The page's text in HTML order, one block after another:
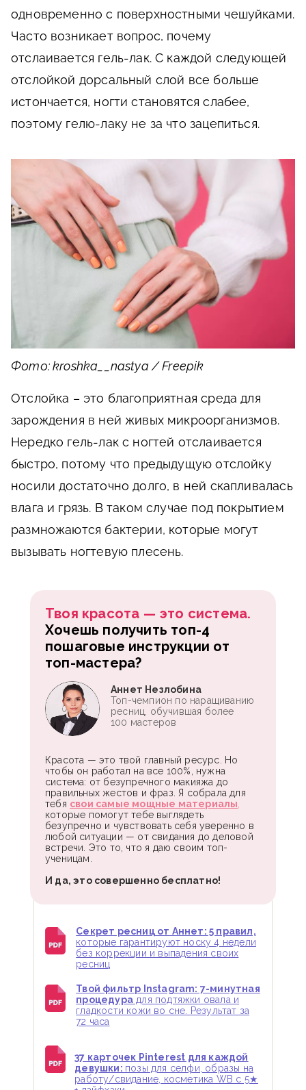
одновременно с поверхностными чешуйками.
Часто возникает вопрос, почему
отслаивается гель-лак. С каждой следующей
отслойкой дорсальный слой все больше
истончается, ногти становятся слабее,
поэтому гелю-лаку не за что зацепиться.
Фото: kroshka__nastya / Freepik
Отслойка – это благоприятная среда для
зарождения в ней живых микроорганизмов.
Нередко гель-лак с ногтей отслаивается
быстро, потому что предыдущую отслойку
носили достаточно долго, в ней скапливалась
влага и грязь. В таком случае под покрытием
размножаются бактерии, которые могут
вызывать ногтевую плесень.
Твоя красота — это система.
Хочешь получить топ-4
пошаговые инструкции от
топ-мастера?
Красота — это твой главный ресурс. Но
чтобы он работал на все 100%, нужна
система: от безупречного макияжа до
правильных жестов и фраз. Я собрала для
тебя свои самые мощные материалы,
которые помогут тебе выглядеть
безупречно и чувствовать себя уверенно в
любой ситуации — от свидания до деловой
встречи. Это то, что я даю своим топ-
ученицам.
И да, это совершенно бесплатно!
Аннет Незлобина
Топ-чемпион по наращиванию
ресниц, обучившая более
100 мастеров
Секрет ресниц от Аннет: 5 правил,
которые гарантируют носку 4 недели
без коррекции и выпадения своих
ресниц
Твой фильтр Instagram: 7-минутная
процедурадля подтяжки овала и
гладкости кожи во сне. Результат за
72 часа
37 карточек Pinterest для каждой
девушки: позы для селфи, образы на
работу/свидание, косметика WB с 5★